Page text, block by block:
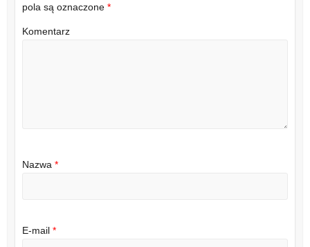
pola są oznaczone *
Komentarz
Nazwa *
E-mail *